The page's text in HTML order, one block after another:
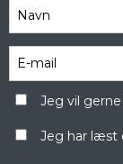
Jeg vil
Jeg har læst